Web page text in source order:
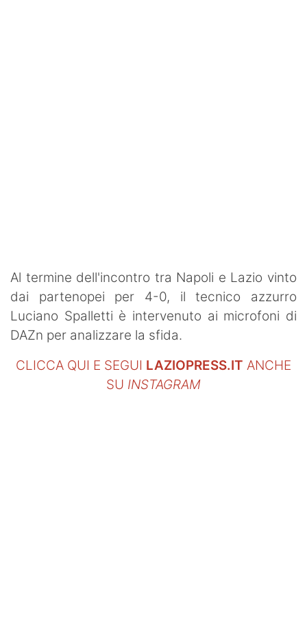
Al termine dell'incontro tra Napoli e Lazio vinto
dai partenopei per 4-0, il tecnico azzurro
Luciano Spalletti è intervenuto ai microfoni di
DAZn per analizzare la sfida.
CLICCA QUI E SEGUI LAZIOPRESS.IT ANCHE
SU INSTAGRAM